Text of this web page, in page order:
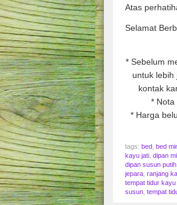
Atas
Selamat
* Sebelum
untuk lebih
kontak
* Nota
* Harga
tags: bed, bed
kayu jati, dipan
dipan susun putih
jepara, ranjang
tempat tidur kayu
susun, tempat